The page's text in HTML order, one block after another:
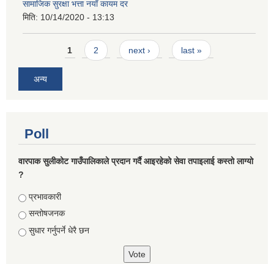
सामाजिक सुरक्षा भत्ता नयाँ कायम दर
मिति: 10/14/2020 - 13:13
Pages1 2 next › last »
अन्य
Poll
वारपाक सुलीकोट गाउँपालिकाले प्रदान गर्दै आइरहेको सेवा तपाइलाई कस्तो लाग्यो
?
Choices
प्रभावकारी
सन्तोषजनक
सुधार गर्नुपर्ने धेरै छन